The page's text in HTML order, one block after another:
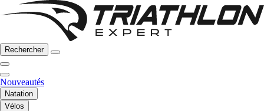
Rechercher
Nouveautés
Natation
Vélos